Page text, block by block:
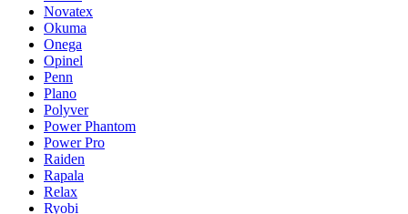
Novatex
Okuma
Onega
Opinel
Penn
Plano
Polyver
Power Phantom
Power Pro
Raiden
Rapala
Relax
Ryobi